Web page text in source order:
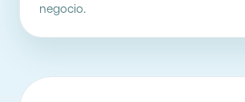
negocio.